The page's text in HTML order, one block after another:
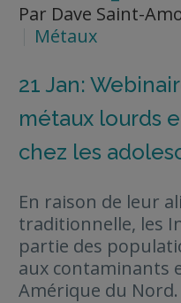
Par Dave Saint-
Métaux
21 Jan:
métaux lourds
chez les
En raison de leur
traditionnelle, les
partie des
aux contaminants
Amérique du Nord.